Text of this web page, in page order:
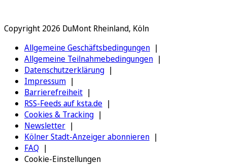
Copyright 2026 DuMont Rheinland, Köln
Allgemeine Geschäftsbedingungen
Allgemeine Teilnahmebedingungen
Datenschutzerklärung
Impressum
Barrierefreiheit
RSS-Feeds auf ksta.de
Cookies & Tracking
Newsletter
Kölner Stadt-Anzeiger abonnieren
FAQ
Cookie-Einstellungen